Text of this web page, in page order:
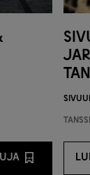
LIPPUJA
Tanssi